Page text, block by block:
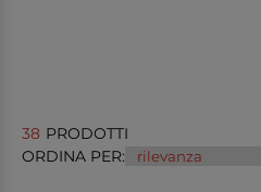
38 PRODOTTI
ORDINA PER: